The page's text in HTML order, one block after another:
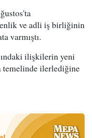
ve adli iş birliğinin
varmıştı.
ilişkilerin yeni
temelinde ilerlediğine